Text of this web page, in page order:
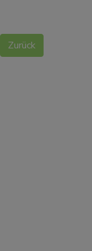
Zurück